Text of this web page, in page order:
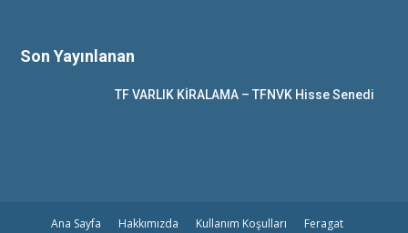
Son Yayınlanan
TF VARLIK KİRALAMA – TFNVK Hisse Senedi
Ana Sayfa Hakkımızda Kullanım Koşulları
Feragat